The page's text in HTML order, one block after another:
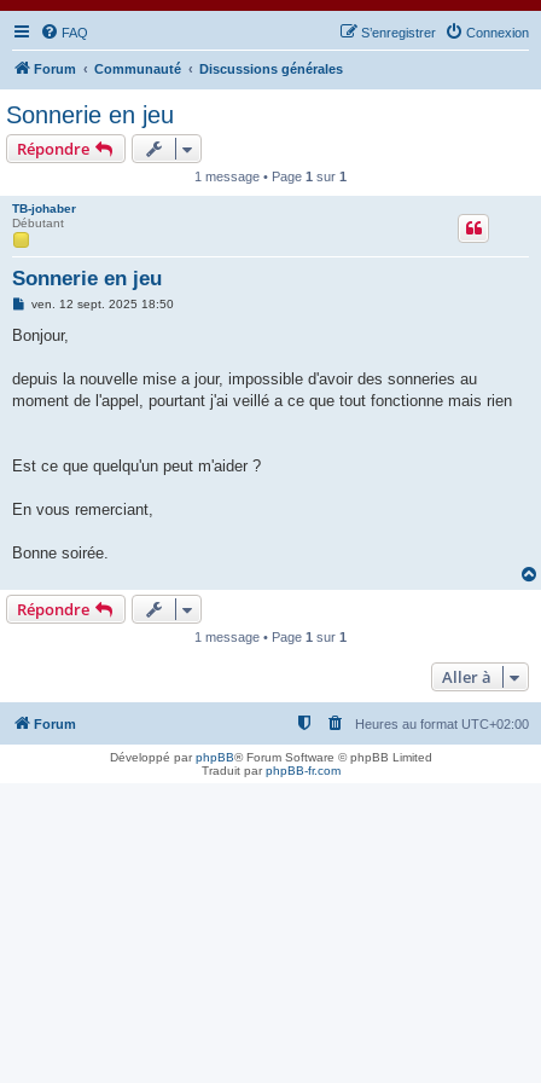
FAQ Connexion
S’enregistrer
Forum Communauté Discussions générales
Sonnerie en jeu
Répondre
1 message • Page 1 sur 1
TB-johaber
Débutant
Sonnerie en jeu
M
s
g
e
ven. 12 sept. 2025 18:50
Bonjour,
depuis la nouvelle mise a jour, impossible d'avoir des sonneries au
moment de l'appel, pourtant j'ai veillé a ce que tout fonctionne mais rien
Est ce que quelqu'un peut m'aider ?
En vous remerciant,
Bonne soirée.
Répondre
1 message • Page 1 sur 1
Aller à
Forum Heures au format UTC+02:00
Développé parphpBB® Forum Software © phpBB Limited
Traduit parphpBB-fr.com